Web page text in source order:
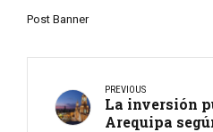
Post Banner
PREVIOUS
La inversión
Arequipa